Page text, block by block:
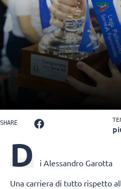
SHARE
D i Alessandro Garotta
Una carriera di tutto rispetto